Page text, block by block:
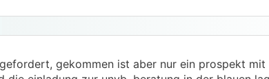
gekommen ist aber nur ein prospekt mit